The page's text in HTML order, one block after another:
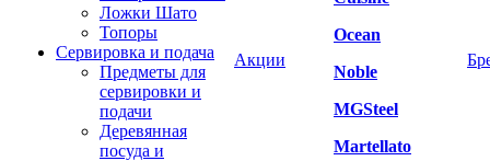
Ложки Шато
Топоры
Сервировка и подача
Предметы для
сервировки и
подачи
Деревянная
посуда и
Акции
Ocean
Noble
MGSteel
Martellato